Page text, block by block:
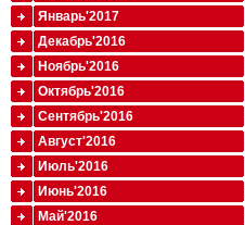
Январь'2017
Декабрь'2016
Ноябрь'2016
Октябрь'2016
Сентябрь'2016
Август'2016
Июль'2016
Июнь'2016
Май'2016